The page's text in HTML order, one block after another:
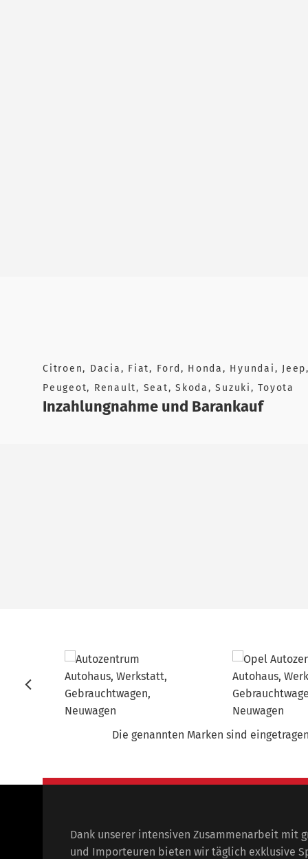
Citroen, Dacia, Fiat, Ford, Honda, Hyundai,
Peugeot, Renault, Seat, Skoda, Suzuki, Toyota
Inzahlungnahme und Barankauf
Die genannten Marken sind
Dank unserer intensiven Zusammenarbeit mit
und Importeuren bieten wir täglich exklusive